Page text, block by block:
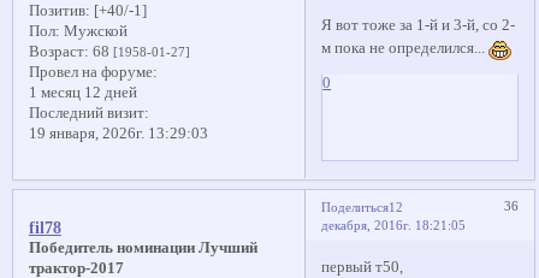
Позитив: [+40/-1]
Пол: Мужской
Возраст: 68 [1958-01-27]
Провел на форуме:
1 месяц 12 дней
Последний визит:
19 января, 2026г. 13:29:03
Я вот тоже за 1-й и 3-й, со 2-
м пока не определился...
0
Поделиться 36
12
декабря, 2016г. 18:21:05
fil78
Победитель номинации Лучший
трактор-2017
первый т50,